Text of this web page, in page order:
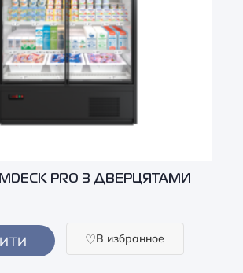
PRO З ДВЕРЦЯТАМИ
В избранное